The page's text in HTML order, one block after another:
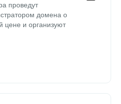
проведут
домена о
цене и организуют